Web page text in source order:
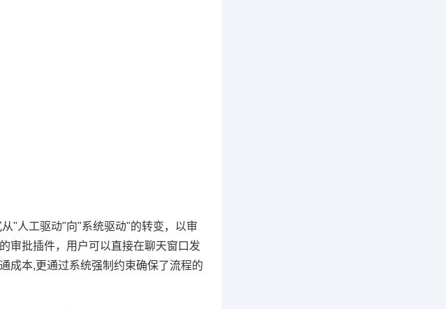
"人工驱动"向"系统驱动"的转变，以审
审批插件，用户可以直接在聊天窗口发
成本,更通过系统强制约束确保了流程的